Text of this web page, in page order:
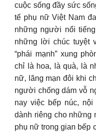
cuộc sống đầy sức
tế phụ nữ Việt Nam
những người nổi
những lời chúc
“phái mạnh” xung
chỉ là hoa, là quà, là
nữ, lãng mạn đôi khi
người chống dám vỗ
nay việc bếp núc,
dành riêng cho
phụ nữ trong gian bếp